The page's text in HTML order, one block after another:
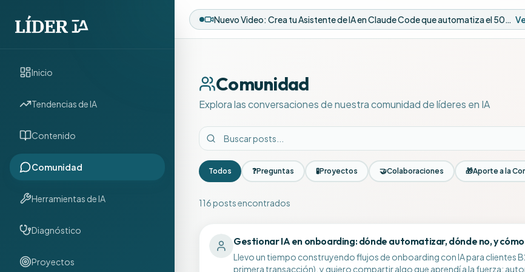
Inicio
Tendencias de IA
Contenido
Comunidad
Herramientas de IA
Diagnóstico
Proyectos
Comunidad
Explora las conversaciones de nuestra comunidad de líderes en IA
Todos ❓Preguntas 🧪Proyectos 🤝Colaboraciones 🎁Aporte a la
116posts encontrados
Gestionar IA en onboarding: dónde automatizar, dónde no, y
Llevo un tiempo construyendo flujos de onboarding con IA para clientes
primera transacción), y quiero compartir algo que aprendí a la fuerza: